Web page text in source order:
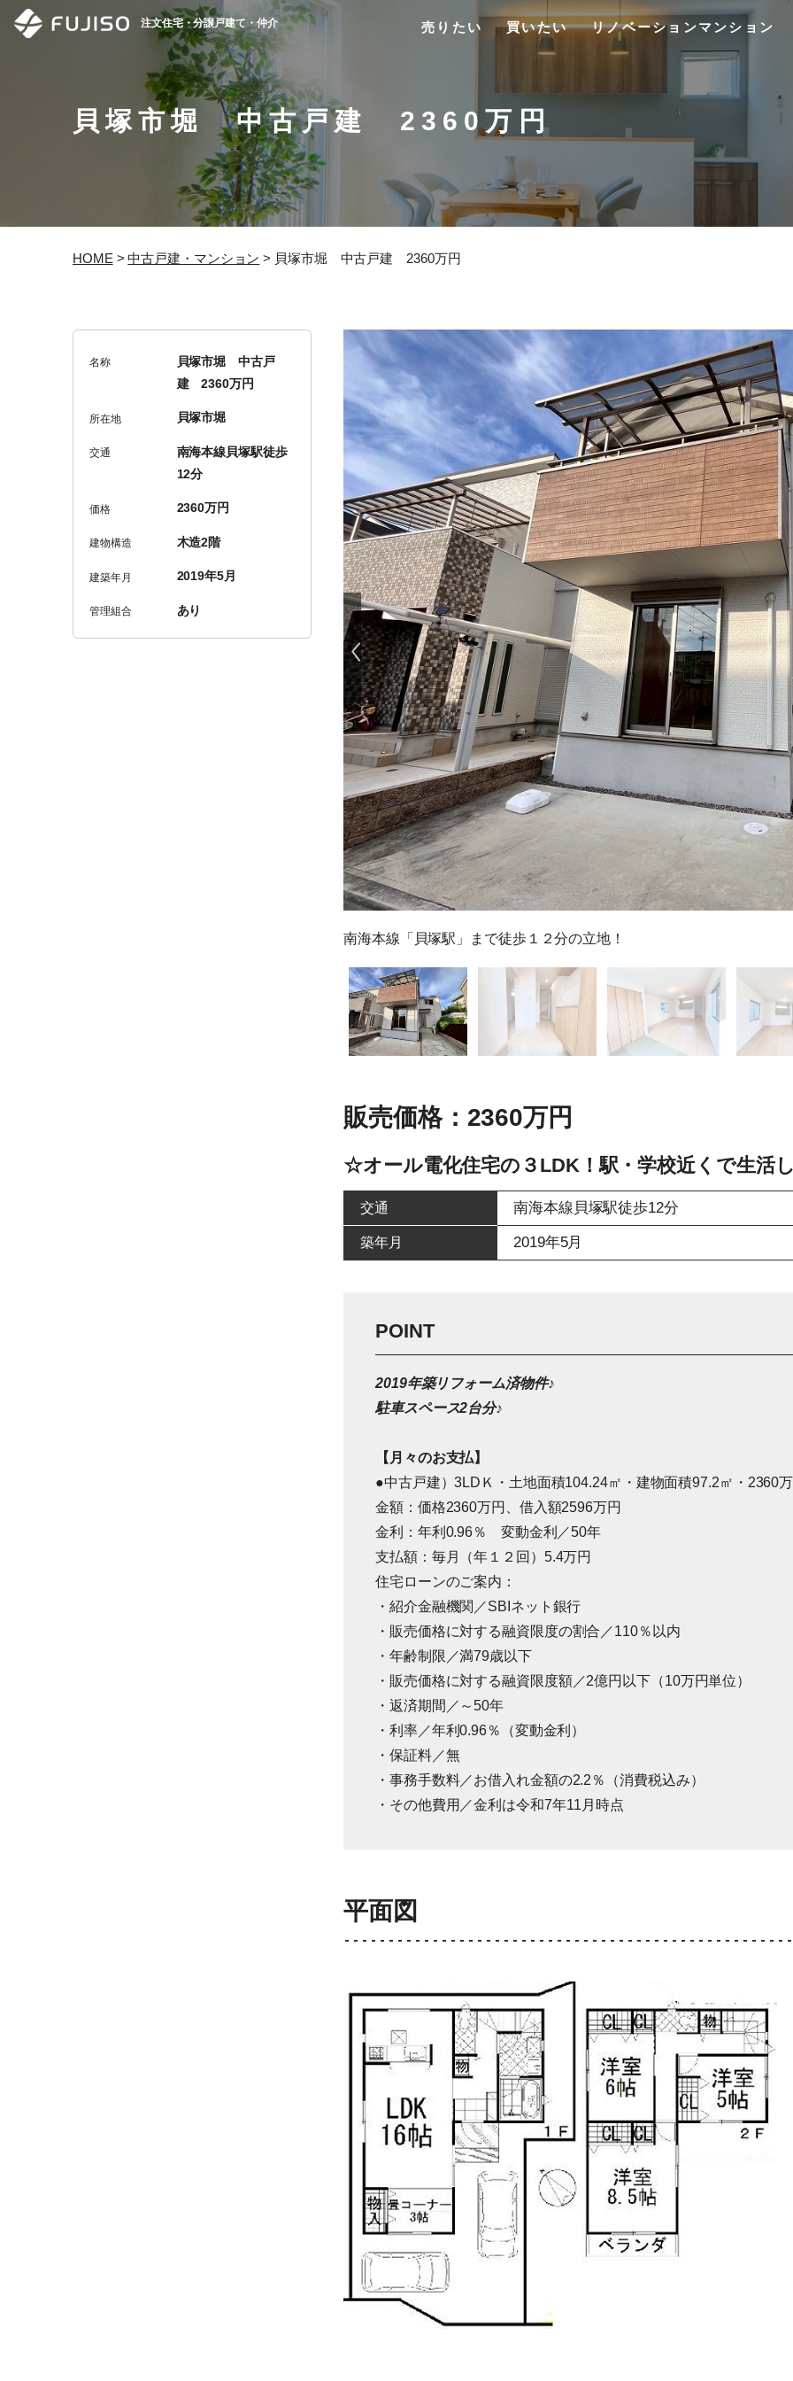
注文住宅・分譲戸建て・仲介 売りたい 買いたい リノベーションマンション
貝塚市堀 中古戸建 2360万円
HOME >中古戸建・マンション > 貝塚市堀 中古戸建 2360万円
名称
貝塚市堀 中古戸
建 2360万円
所在地 貝塚市堀
交通
南海本線貝塚駅徒歩
12分
価格 2360万円
建物構造 木造2階
建築年月 2019年5月
管理組合 あり
南海本線「貝塚駅」まで徒歩１２分の立地！
販売価格：2360万円
☆オール電化住宅の３LDK！駅・学校近くで生活
交通 南海本線貝塚駅徒歩12分
築年月 2019年5月
POINT
2019年築リフォーム済物件♪
駐車スペース2台分♪
【月々のお支払】
●中古戸建）3LDＫ・土地面積104.24㎡・建物面積97.2㎡・2360
金額：価格2360万円、借入額2596万円
金利：年利0.96％ 変動金利／50年
支払額：毎月（年１２回）5.4万円
住宅ローンのご案内：
・紹介金融機関／SBIネット銀行
・販売価格に対する融資限度の割合／110％以内
・年齢制限／満79歳以下
・販売価格に対する融資限度額／2億円以下（10万円単位）
・返済期間／～50年
・利率／年利0.96％（変動金利）
・保証料／無
・事務手数料／お借入れ金額の2.2％（消費税込み）
・その他費用／金利は令和7年11月時点
平面図